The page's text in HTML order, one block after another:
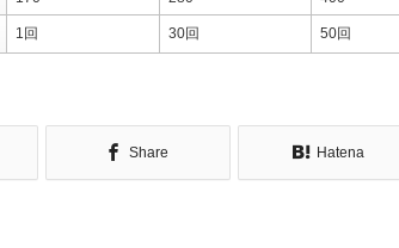
1回 30回 50回
Share Hatena